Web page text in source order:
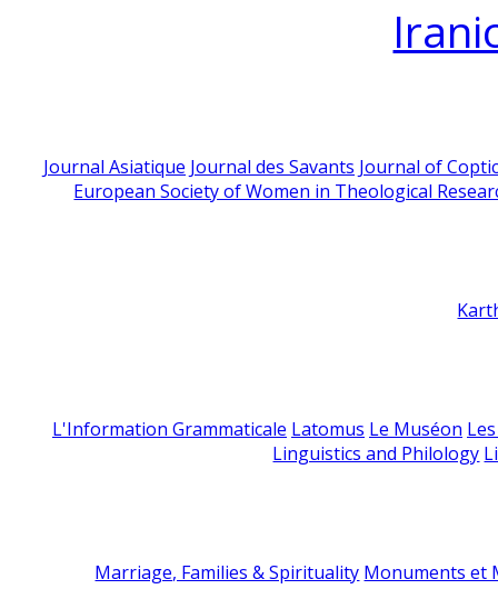
Journal Asiatique Journal des Savants Journal of
European Society of Women in Theological
L'Information Grammaticale Latomus Le Muséon
Linguistics and Philology
Marriage, Families & Spirituality Monuments et